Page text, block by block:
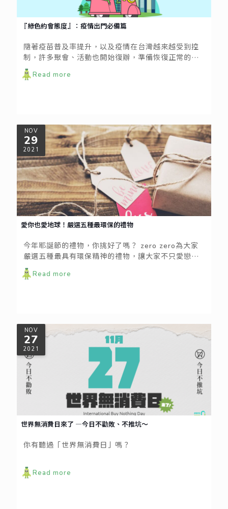
『綠色約會態度』：疫情出門必備篇
隨著疫苗普及率提升，以及疫情在台灣越來越受到控
制，許多聚會、活動也開始復辦，準備恢復正常的社
交生活；然而，基本的防疫措施還是不宜鬆懈唷，出
門做好基本的防護，才能保護自己也保護身邊的人，
Read more
NOV
29
2021
愛你也愛地球！嚴選五種最環保的禮物
今年耶誕節的禮物，你挑好了嗎？ zero zero為大家
嚴選五種最具有環保精神的禮物，讓大家不只愛戀
人，也可以兼顧愛地球哦！
Read more
NOV
27
2021
世界無消費日來了 —今日不勸敗、不推坑～
你有聽過「世界無消費日」嗎？
Read more